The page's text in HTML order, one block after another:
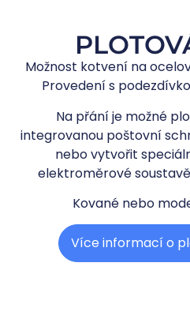
Možnost kotvení na
Provedení s
Na přání je možné
integrovanou poštovní
nebo vytvořit
elektroměrové
Kované nebo
Více informací o